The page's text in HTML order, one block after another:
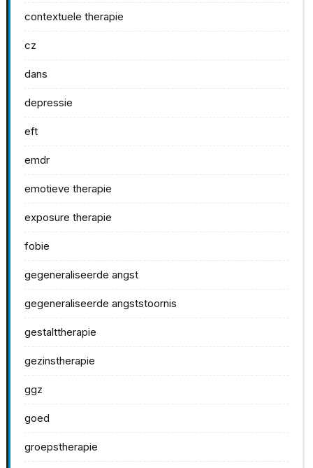
contextuele therapie
cz
dans
depressie
eft
emdr
emotieve therapie
exposure therapie
fobie
gegeneraliseerde angst
gegeneraliseerde angststoornis
gestalttherapie
gezinstherapie
ggz
goed
groepstherapie